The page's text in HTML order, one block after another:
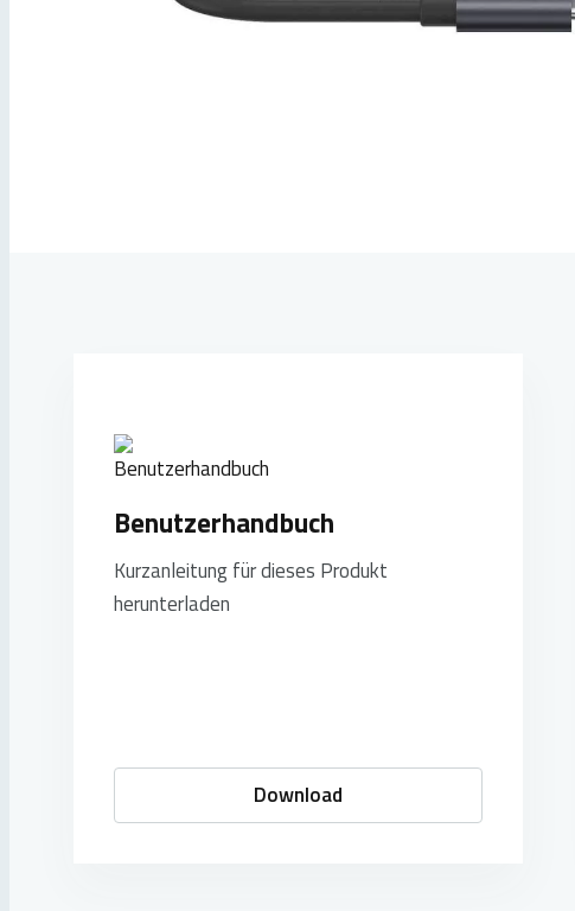
Benutzerhandbuch
Kurzanleitung für dieses Produkt
herunterladen
Download